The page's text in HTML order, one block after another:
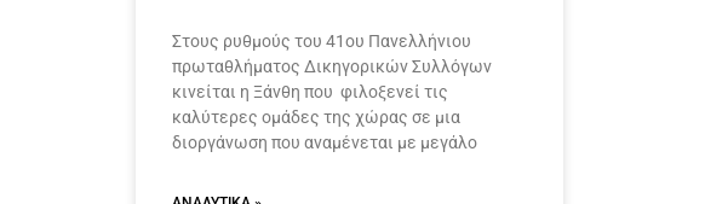
Στους ρυθμούς του 41ου Πανελλήνιου
πρωταθλήματος Δικηγορικών Συλλόγων
κινείται η Ξάνθη που φιλοξενεί τις
καλύτερες ομάδες της χώρας σε μια
διοργάνωση που αναμένεται με μεγάλο